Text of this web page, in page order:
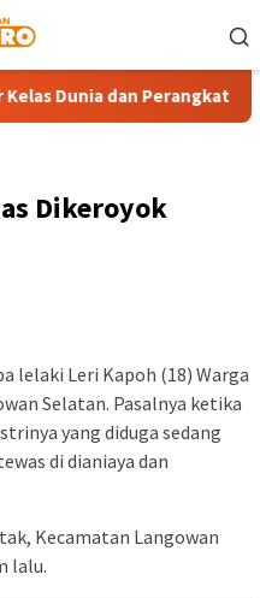
dan Perangkat
Dikeroyok
lelaki Leri Kapoh (18) Warga
Selatan. Pasalnya ketika
yang diduga sedang
di dianiaya dan
Kecamatan Langowan
lalu.